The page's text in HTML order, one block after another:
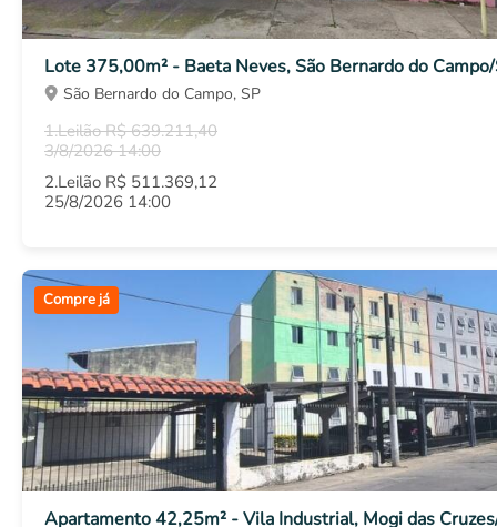
Lote 375,00m² - Baeta Neves, São Bernardo do
São Bernardo do Campo, SP
1.Leilão R$ 639.211,40
3/8/2026 14:00
2.Leilão R$ 511.369,12
25/8/2026 14:00
Compre já
Apartamento 42,25m² - Vila Industrial, Mogi das